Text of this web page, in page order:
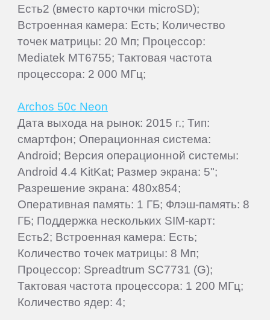
Есть2 (вместо карточки microSD);
Встроенная камера: Есть; Количество
точек матрицы: 20 Мп; Процессор:
Mediatek MT6755; Тактовая частота
процессора: 2 000 МГц;
Archos 50c Neon
Дата выхода на рынок: 2015 г.; Тип:
смартфон; Операционная система:
Android; Версия операционной системы:
Android 4.4 KitKat; Размер экрана: 5";
Разрешение экрана: 480x854;
Оперативная память: 1 ГБ; Флэш-память: 8
ГБ; Поддержка нескольких SIM-карт:
Есть2; Встроенная камера: Есть;
Количество точек матрицы: 8 Мп;
Процессор: Spreadtrum SC7731 (G);
Тактовая частота процессора: 1 200 МГц;
Количество ядер: 4;